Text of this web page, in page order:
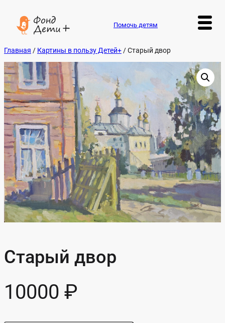
содержимому
Помочь детям
Главная / Картины в пользу Детей+ / Старый двор
Старый двор
10000 ₽